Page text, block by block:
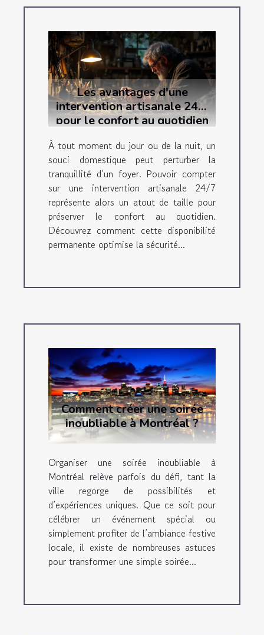
Les avantages d'une
intervention artisanale 24/7
pour le confort au quotidien
À tout moment du jour ou de la nuit, un
souci domestique peut perturber la
tranquillité d’un foyer. Pouvoir compter
sur une intervention artisanale 24/7
représente alors un atout de taille pour
préserver le confort au quotidien.
Découvrez comment cette disponibilité
permanente optimise la sécurité...
Comment créer une soirée
inoubliable à Montréal ?
Organiser une soirée inoubliable à
Montréal relève parfois du défi, tant la
ville regorge de possibilités et
d’expériences uniques. Que ce soit pour
célébrer un événement spécial ou
simplement profiter de l’ambiance festive
locale, il existe de nombreuses astuces
pour transformer une simple soirée...